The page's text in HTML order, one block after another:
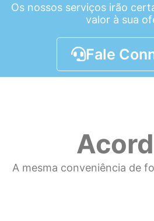
Os nossos serviços irão
valor à sua
Fale
A mesma conveniência de